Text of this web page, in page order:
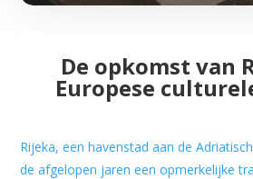
De opkomst van
Europese
Rijeka, een havenstad aan de
de afgelopen jaren een opmerkelijke